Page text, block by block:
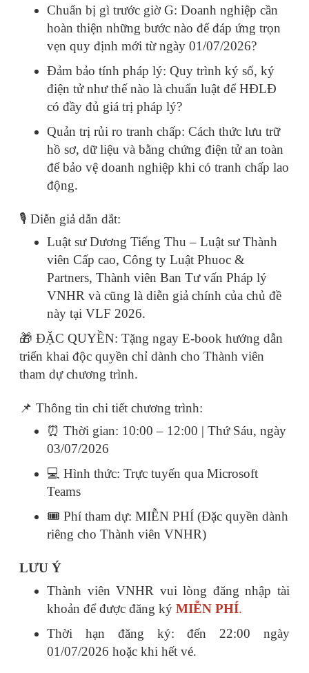
Chuẩn bị gì trước giờ G: Doanh nghiệp cần
hoàn thiện những bước nào để đáp ứng trọn
vẹn quy định mới từ ngày 01/07/2026?
Đảm bảo tính pháp lý: Quy trình ký số, ký
điện tử như thế nào là chuẩn luật để HĐLĐ
có đầy đủ giá trị pháp lý?
Quản trị rủi ro tranh chấp: Cách thức lưu trữ
hồ sơ, dữ liệu và bằng chứng điện tử an toàn
để bảo vệ doanh nghiệp khi có tranh chấp lao
động.
🎙️ Diễn giả dẫn dắt:
Luật sư Dương Tiếng Thu – Luật sư Thành
viên Cấp cao, Công ty Luật Phuoc &
Partners, Thành viên Ban Tư vấn Pháp lý
VNHR và cũng là diễn giả chính của chủ đề
này tại VLF 2026.
🎁 ĐẶC QUYỀN: Tặng ngay E-book hướng dẫn
triển khai độc quyền chỉ dành cho Thành viên
tham dự chương trình.
📌 Thông tin chi tiết chương trình:
⏰ Thời gian: 10:00 – 12:00 | Thứ Sáu, ngày
03/07/2026
💻 Hình thức: Trực tuyến qua Microsoft
Teams
🎟️ Phí tham dự: MIỄN PHÍ (Đặc quyền dành
riêng cho Thành viên VNHR)
LƯU Ý
Thành viên VNHR vui lòng đăng nhập tài
khoản để được đăng ký MIỄN PHÍ.
Thời
hạn đăng ký:đến 22:00 ngày
01/07/2026 hoặc khi hết vé.